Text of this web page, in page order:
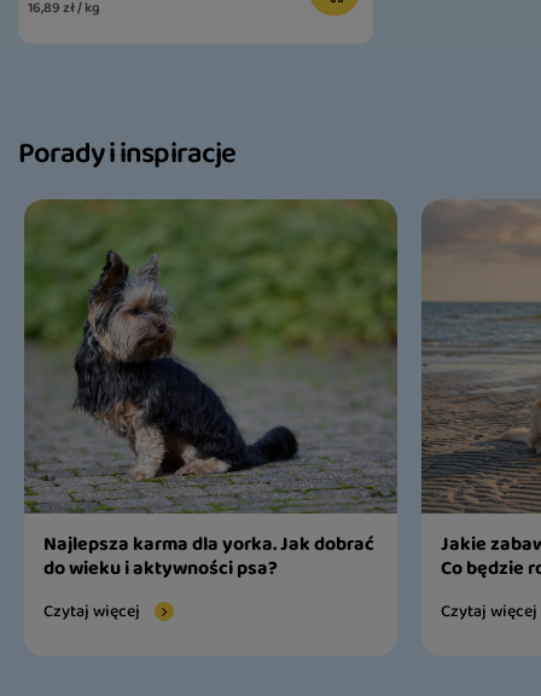
16,89 zł / kg
Porady i inspiracje
Najlepsza karma dla yorka. Jak dobrać
do wieku i aktywności psa?
Czytaj więcej
Jakie
Co będzie
Czytaj więcej